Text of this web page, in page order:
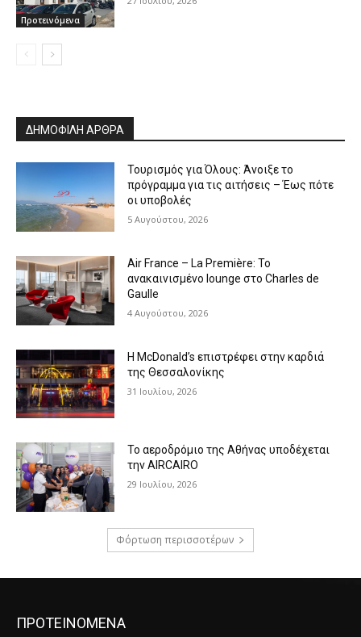
Προτεινόμενα
ΔΗΜΟΦΙΛΗ ΑΡΘΡΑ
Τουρισμός για Όλους: Άνοιξε το
πρόγραμμα για τις αιτήσεις – Έως πότε
οι υποβολές
5 Αυγούστου, 2026
Air France – La Première: Το
ανακαινισμένο lounge στο Charles de
Gaulle
4 Αυγούστου, 2026
Η McDonald’s επιστρέφει στην καρδιά
της Θεσσαλονίκης
31 Ιουλίου, 2026
Το αεροδρόμιο της Αθήνας υποδέχεται
την AIRCAIRO
29 Ιουλίου, 2026
Φόρτωση περισσοτέρων
ΠΡΟΤΕΙΝΟΜΕΝΑ